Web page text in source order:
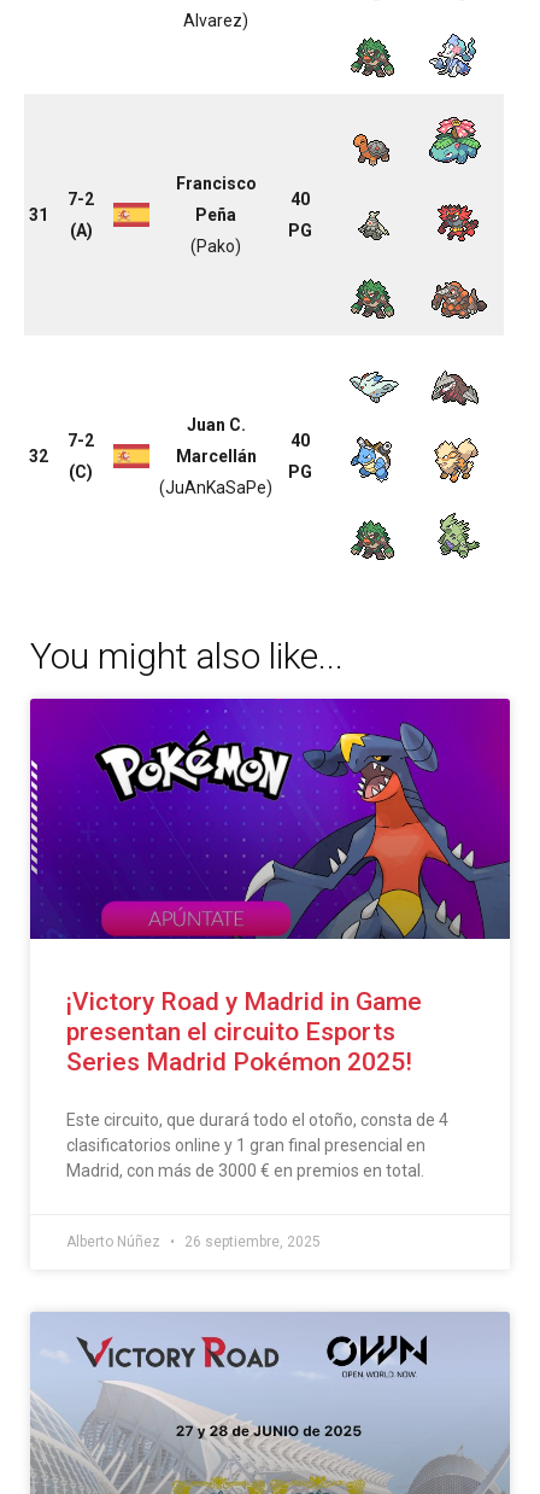
Alvarez)
31
7-2
(A)
Francisco
Peña
(Pako)
40
PG
32
7-2
(C)
Juan C.
Marcellán
(JuAnKaSaPe)
40
PG
You might also like...
¡Victory Road y Madrid in Game
presentan el circuito Esports
Series Madrid Pokémon 2025!
Este circuito, que durará todo el otoño, consta de 4
clasificatorios online y 1 gran final presencial en
Madrid, con más de 3000 € en premios en total.
Alberto Núñez 26 septiembre, 2025